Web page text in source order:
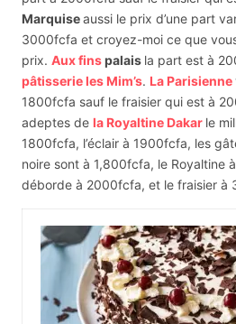
Marquiseaussi le prix d’une part
3000fcfa et croyez-moi ce que
prix. Aux finspalais la part est à
pâtisserie les Mim’s. La Parisienne
1800fcfa sauf le fraisier qui est à
adeptes de la Royaltine Dakar le
1800fcfa, l’éclair à 1900fcfa, les
noire sont à 1,800fcfa, le Royaltine
déborde à 2000fcfa, et le fraisier à